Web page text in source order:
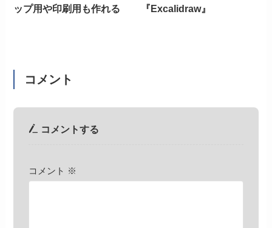
ップ用や印刷用も作れる
『Excalidraw』
コメント
コメントする
コメント ※